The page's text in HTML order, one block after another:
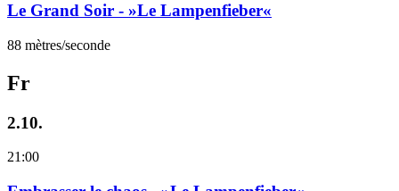
Le Grand Soir - »Le Lampenfieber«
88 mètres/seconde
Fr
2.10.
21:00